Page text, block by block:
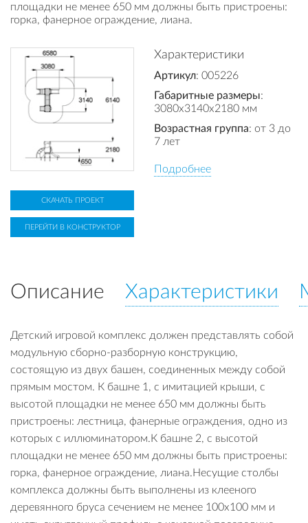
площадки не менее 650 мм должны быть пристроены:
горка, фанерное ограждение, лиана.
Характеристики
Артикул: 005226
Габаритные размеры:
3080x3140x2180 мм
Возрастная группа: от 3 до
7 лет
Подробнее
СКАЧАТЬ ПРОЕКТ
ПЕРЕЙТИ В КОНСТРУКТОР
Описание Характеристики
Детский игровой комплекс должен представлять собой
модульную сборно-разборную конструкцию,
состоящую из двух башен, соединенных между собой
прямым мостом. К башне 1, с имитацией крыши, с
высотой площадки не менее 650 мм должны быть
пристроены: лестница, фанерные ограждения, одно из
которых с иллюминатором.К башне 2, с высотой
площадки не менее 650 мм должны быть пристроены:
горка, фанерное ограждение, лиана.Несущие столбы
комплекса должны быть выполнены из клееного
деревянного бруса сечением не менее 100х100 мм и